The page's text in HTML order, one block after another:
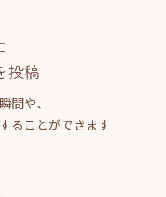
投稿
間や、
ることができます